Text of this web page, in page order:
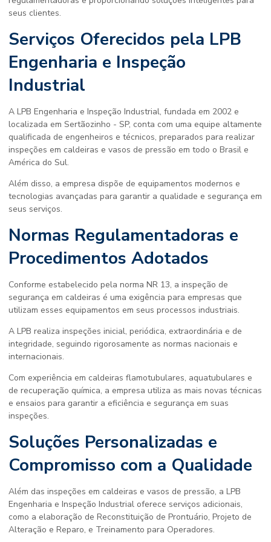
seus clientes.
Serviços Oferecidos pela LPB
Engenharia e Inspeção
Industrial
A LPB Engenharia e Inspeção Industrial, fundada em 2002 e
localizada em Sertãozinho - SP, conta com uma equipe altamente
qualificada de engenheiros e técnicos, preparados para realizar
inspeções em caldeiras e vasos de pressão em todo o Brasil e
América do Sul.
Além disso, a empresa dispõe de equipamentos modernos e
tecnologias avançadas para garantir a qualidade e segurança em
seus serviços.
Normas Regulamentadoras e
Procedimentos Adotados
Conforme estabelecido pela norma NR 13, a inspeção de
segurança em caldeiras é uma exigência para empresas que
utilizam esses equipamentos em seus processos industriais.
A LPB realiza inspeções inicial, periódica, extraordinária e de
integridade, seguindo rigorosamente as normas nacionais e
internacionais.
Com experiência em caldeiras flamotubulares, aquatubulares e
de recuperação química, a empresa utiliza as mais novas técnicas
e ensaios para garantir a eficiência e segurança em suas
inspeções.
Soluções Personalizadas e
Compromisso com a Qualidade
Além das inspeções em caldeiras e vasos de pressão, a LPB
Engenharia e Inspeção Industrial oferece serviços adicionais,
como a elaboração de Reconstituição de Prontuário, Projeto de
Alteração e Reparo, e Treinamento para Operadores.